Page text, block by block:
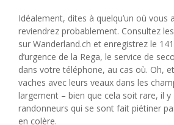
Idéalement, dites à quelqu’un où vous
reviendrez probablement. Consultez
sur Wanderland.ch et enregistrez le
d’urgence de la Rega, le service de
dans votre téléphone, au cas où. Oh,
vaches avec leurs veaux dans les
largement – ​​bien que cela soit rare, il y
randonneurs qui se sont fait piétiner
en colère.